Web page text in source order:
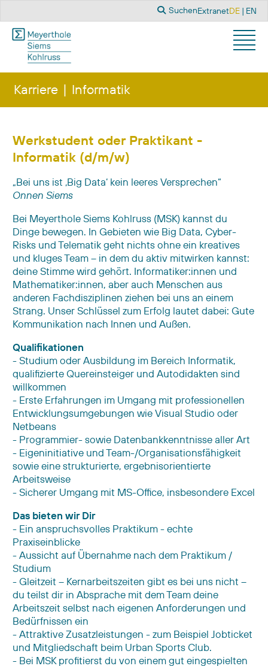
Suchen
SuchenExtranetSprache
DE EN
Karriere Informatik
Werkstudent oder Praktikant -
Informatik (d/m/w)
„Bei uns ist ‚Big Data‘ kein leeres Versprechen“
Onnen Siems
Bei Meyerthole Siems Kohlruss (MSK) kannst du
Dinge bewegen. In Gebieten wie Big Data, Cyber-
Risks und Telematik geht nichts ohne ein kreatives
und kluges Team – in dem du aktiv mitwirken kannst:
deine Stimme wird gehört. Informatiker:innen und
Mathematiker:innen, aber auch Menschen aus
anderen Fachdisziplinen ziehen bei uns an einem
Strang. Unser Schlüssel zum Erfolg lautet dabei: Gute
Kommunikation nach Innen und Außen.
Qualifikationen
- Studium oder Ausbildung im Bereich Informatik,
qualifizierte Quereinsteiger und Autodidakten sind
willkommen
- Erste Erfahrungen im Umgang mit professionellen
Entwicklungsumgebungen wie Visual Studio oder
Netbeans
- Programmier- sowie Datenbankkenntnisse aller Art
- Eigeninitiative und Team-/Organisationsfähigkeit
sowie eine strukturierte, ergebnisorientierte
Arbeitsweise
- Sicherer Umgang mit MS-Office, insbesondere Excel
Das bieten wir Dir
- Ein anspruchsvolles Praktikum - echte
Praxiseinblicke
- Aussicht auf Übernahme nach dem Praktikum /
Studium
- Gleitzeit – Kernarbeitszeiten gibt es bei uns nicht –
du teilst dir in Absprache mit dem Team deine
Arbeitszeit selbst nach eigenen Anforderungen und
Bedürfnissen ein
- Attraktive Zusatzleistungen - zum Beispiel Jobticket
und Mitgliedschaft beim Urban Sports Club.
- Bei MSK profitierst du von einem gut eingespielten